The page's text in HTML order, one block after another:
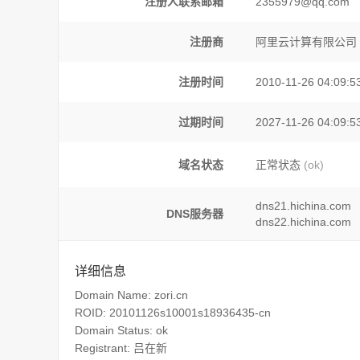
注册商 阿里云计算有限公司
注册时间 2010-11-26
过期时间 2027-11-26
域名状态 正常状态 (ok)
DNS服务器
dns21.hichina.com
dns22.hichina.com
详细信息
Domain Name: zori.cn
ROID: 20101126s10001s18936435-cn
Domain Status: ok
Registrant: 吕在新